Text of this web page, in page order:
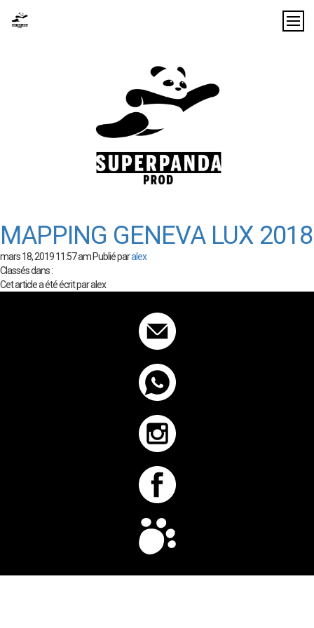
MAPPING GENEVA LUX 2018
mars 18, 2019 11:57 am Publié paralex
Classés dans :
Cet article a été écrit par alex